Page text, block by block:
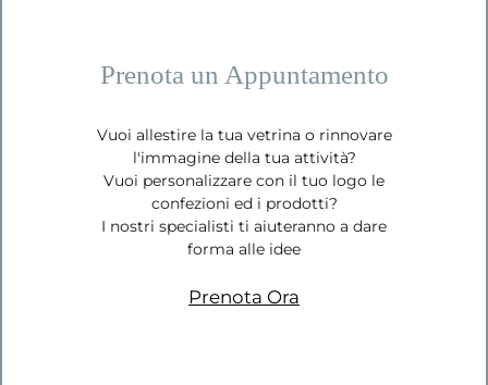
Prenota un Appuntamento
Vuoi allestire la tua vetrina o rinnovare
l'immagine della tua attività?
Vuoi personalizzare con il tuo logo le
confezioni ed i prodotti?
I nostri specialisti ti aiuteranno a dare
forma alle idee
Prenota Ora